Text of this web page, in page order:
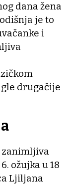
dana žena
je to
i
drugačije
zanimljiva
ožujka u 18
Ljiljana